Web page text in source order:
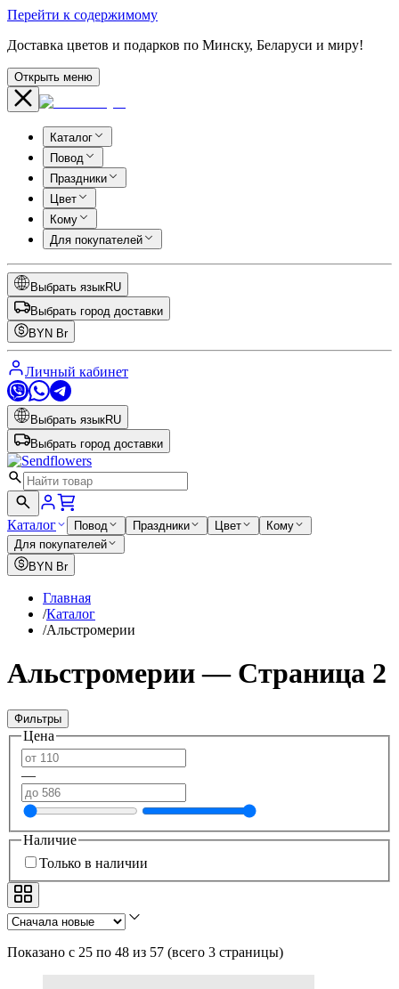
Перейти к содержимому
Доставка цветов и подарков по Минску, Беларуси и миру!
Открыть меню
Каталог
Повод
Праздники
Цвет
Кому
Для покупателей
Выбрать языкRU
Выбрать город доставки
BYN Br
Личный кабинет
Выбрать языкRU
Выбрать город доставки
Каталог Повод Праздники Цвет
Кому
Для покупателей
BYN Br
Главная
/Каталог
/Альстромерии
Альстромерии — Страница 2
Фильтры
Цена
—
Наличие
Только в наличии
Показано с 25 по 48 из 57 (всего 3 страницы)